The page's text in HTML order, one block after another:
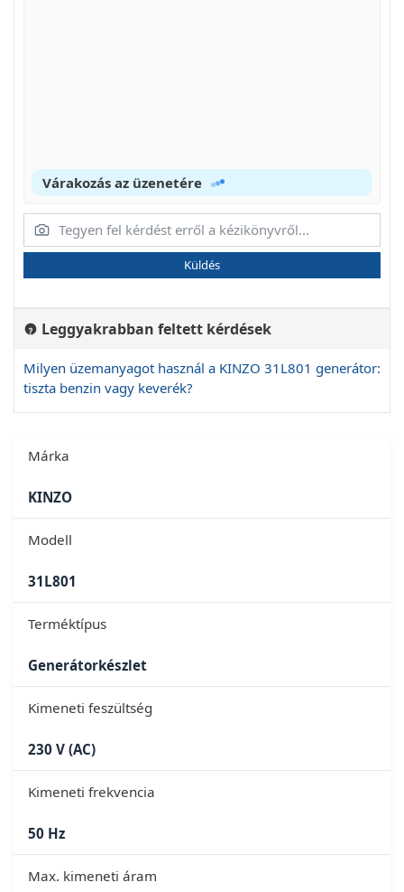
Várakozás az üzenetére
Küldés
Leggyakrabban feltett kérdések
Milyen üzemanyagot használ a KINZO 31L801 generátor:
tiszta benzin vagy keverék?
Márka
KINZO
Modell
31L801
Terméktípus
Generátorkészlet
Kimeneti feszültség
230 V (AC)
Kimeneti frekvencia
50 Hz
Max. kimeneti áram